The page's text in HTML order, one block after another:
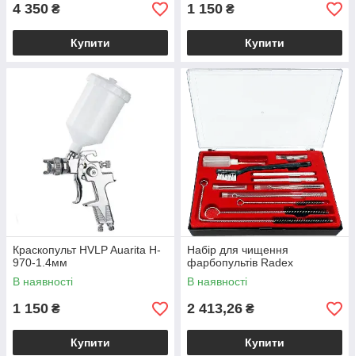
4 350 ₴
Купити
1 150 ₴
Купити
Краскопульт HVLP Auarita H-
970-1.4мм
В наявності
1 150 ₴
Купити
Набір для чищення
фарбопультів Radex
В наявності
2 413,26 ₴
Купити